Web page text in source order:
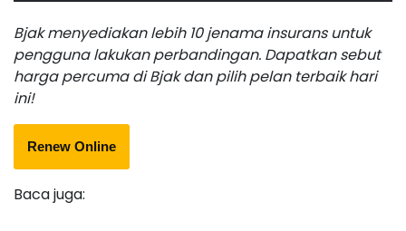
Bjak menyediakan lebih 10 jenama insurans untuk
pengguna lakukan perbandingan. Dapatkan sebut
harga percuma di Bjak dan pilih pelan terbaik hari
ini!
Renew Online
Baca juga: